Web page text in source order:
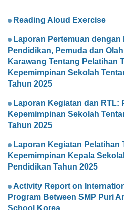
Reading Aloud Exercise
Laporan Pertemuan dengan
Pendidikan, Pemuda dan
Karawang Tentang Pelatihan
Kepemimpinan Sekolah
Tahun 2025
Laporan Kegiatan dan RTL:
Kepemimpinan Sekolah
Tahun 2025
Laporan Kegiatan Pelatihan
Kepemimpinan Kepala
Pendidikan Tahun 2025
Activity Report on
Program Between SMP Puri